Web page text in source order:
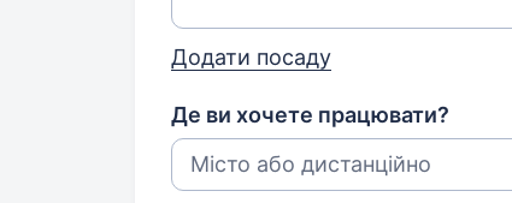
Додати посаду
Де ви хочете працювати?